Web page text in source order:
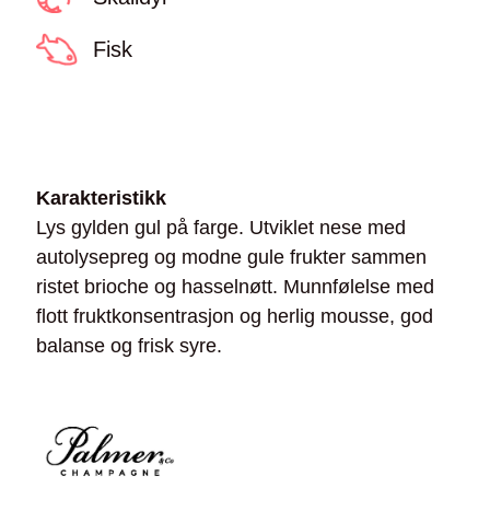
Fisk
Karakteristikk
Lys gylden gul på farge. Utviklet nese med
autolysepreg og modne gule frukter sammen
ristet brioche og hasselnøtt. Munnfølelse med
flott fruktkonsentrasjon og herlig mousse, god
balanse og frisk syre.